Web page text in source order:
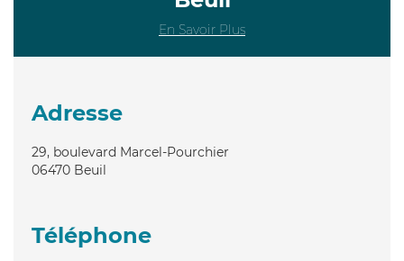
En Savoir Plus
Adresse
29, boulevard Marcel-Pourchier
06470 Beuil
Téléphone